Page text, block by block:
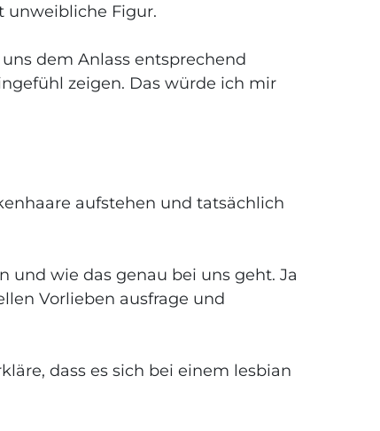
unweibliche Figur.
dem Anlass entsprechend
zeigen. Das würde ich mir
aufstehen und tatsächlich
und wie das genau bei uns geht. Ja
Vorlieben ausfrage und
dass es sich bei einem lesbian